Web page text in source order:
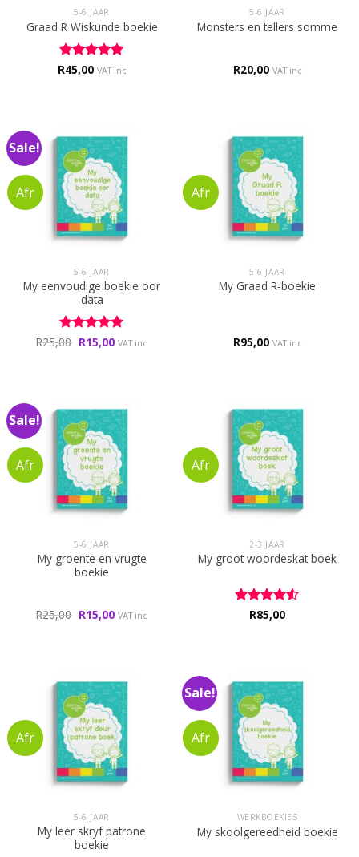
5-6 JAAR
Graad R Wiskunde boekie
Rated 5
R45,00 VAT inc
5-6 JAAR
Monsters en tellers somme
R20,00 VAT inc
Sale!
5-6 JAAR
My eenvoudige boekie oor
data
Rated5
R25,00 Original
price
R15,00Current
price
VAT inc
5-6 JAAR
My Graad R-boekie
R95,00 VAT inc
Sale!
5-6 JAAR
My groente en vrugte
boekie
R25,00 Original
price
R15,00Current
VAT inc
2-3 JAAR
My groot woordeskat boek
Rated 4.5
R85,00
5-6 JAAR
My leer skryf patrone
boekie
Sale!
WERKBOEKIES
My skoolgereedheid boekie